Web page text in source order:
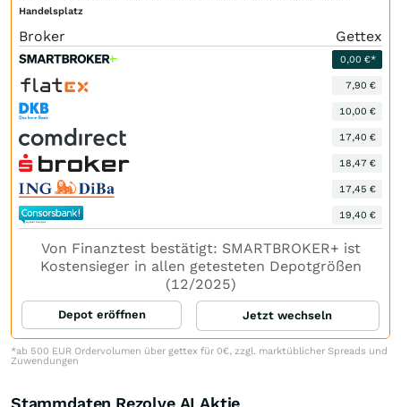
Handelsplatz
Broker Gettex
0,00 €*
7,90 €
10,00 €
17,40 €
18,47 €
17,45 €
19,40 €
Von Finanztest bestätigt: SMARTBROKER+ ist
Kostensieger in allen getesteten Depotgrößen
(12/2025)
Depot eröffnen Jetzt wechseln
*ab 500 EUR Ordervolumen über gettex für 0€, zzgl. marktüblicher Spreads und
Zuwendungen
Stammdaten Rezolve AI Aktie